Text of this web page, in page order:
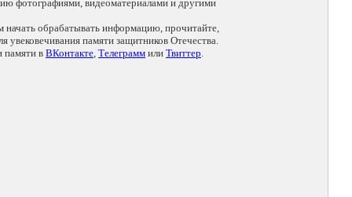
фотографиями, видеоматериалами и другими
начать обрабатывать информацию, прочитайте,
памяти защитников Отечества.
памяти в ВКонтакте, Телеграмм или Твиттер.